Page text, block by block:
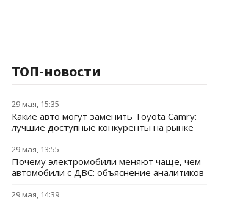
ТОП-новости
29 мая, 15:35
Какие авто могут заменить Toyota Camry:
лучшие доступные конкуренты на рынке
29 мая, 13:55
Почему электромобили меняют чаще, чем
автомобили с ДВС: объяснение аналитиков
29 мая, 14:39